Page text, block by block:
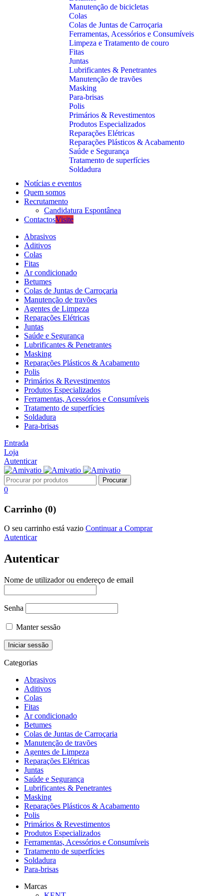
Manutenção de bicicletas
Colas
Colas de Juntas de Carroçaria
Ferramentas, Acessórios e Consumíveis
Limpeza e Tratamento de couro
Fitas
Juntas
Lubrificantes & Penetrantes
Manutenção de travões
Masking
Para-brisas
Polis
Primários & Revestimentos
Produtos Especializados
Reparações Elétricas
Reparações Plásticos & Acabamento
Saúde e Segurança
Tratamento de superfícies
Soldadura
Notícias e eventos
Quem somos
Recrutamento
Candidatura Espontânea
ContactosVisite
Abrasivos
Aditivos
Colas
Fitas
Ar condicionado
Betumes
Colas de Juntas de Carroçaria
Manutenção de travões
Agentes de Limpeza
Reparações Elétricas
Juntas
Saúde e Segurança
Lubrificantes & Penetrantes
Masking
Reparações Plásticos & Acabamento
Polis
Primários & Revestimentos
Produtos Especializados
Ferramentas, Acessórios e Consumíveis
Tratamento de superfícies
Soldadura
Para-brisas
Entrada
Loja
Autenticar
0
Carrinho (0)
O seu carrinho está vazio Continuar a Comprar
Autenticar
Autenticar
Nome de utilizador ou endereço de email
Senha
Manter sessão
Categorias
Abrasivos
Aditivos
Colas
Fitas
Ar condicionado
Betumes
Colas de Juntas de Carroçaria
Manutenção de travões
Agentes de Limpeza
Reparações Elétricas
Juntas
Saúde e Segurança
Lubrificantes & Penetrantes
Masking
Reparações Plásticos & Acabamento
Polis
Primários & Revestimentos
Produtos Especializados
Ferramentas, Acessórios e Consumíveis
Tratamento de superfícies
Soldadura
Para-brisas
Marcas